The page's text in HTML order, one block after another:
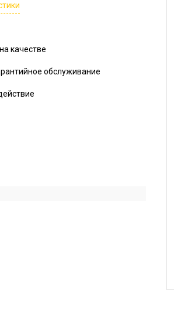
качестве
обслуживание